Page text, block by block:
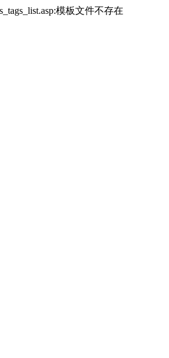
模板文件不存在